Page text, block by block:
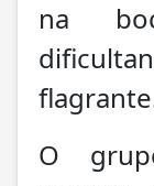
na
O